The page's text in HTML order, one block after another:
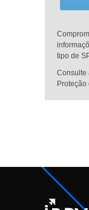
tipo de
Consulte